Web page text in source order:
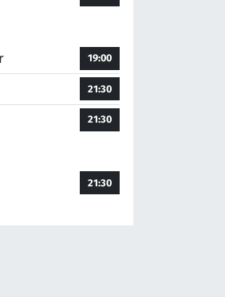
19:00
21:30
21:30
21:30